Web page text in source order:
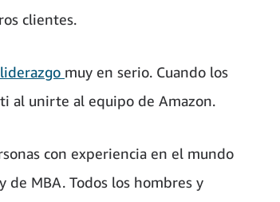
clientes.
muy en serio. Cuando los
al unirte al equipo de Amazon.
con experiencia en el mundo
MBA. Todos los hombres y